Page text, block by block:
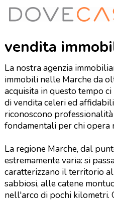
vendita
La nostra agenzia
immobili nelle Marche da
acquisita in questo tempo
di vendita celeri ed
riconoscono
fondamentali per chi opera
La regione Marche, dal
estremamente varia: si
caratterizzano il territorio
sabbiosi, alle catene
nell'arco di pochi kilometri.